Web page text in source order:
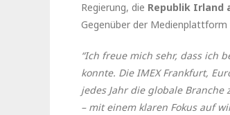
Regierung, die Republik Irland
Gegenüber der Medienplattform
“Ich freue mich sehr, dass ich
konnte. Die IMEX Frankfurt,
jedes Jahr die globale
– mit einem klaren Fokus auf